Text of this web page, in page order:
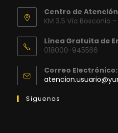
Centro de
KM 3.5 Vía Bosconia
Línea Gratuita de
018000-945566
Correo Electrónico:
Síguenos